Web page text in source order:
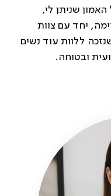
שניתן לי,
יחד עם צוות
ללוות עוד נשים
ובטוחה.